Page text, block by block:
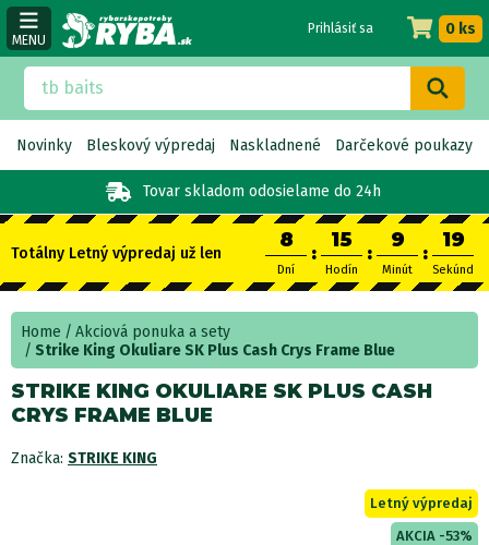
MENU
Tovar skladom odosielame do 24h
Prihlásiť sa 0 ks
Novinky Bleskový výpredaj Naskladnené Darčekové poukazy
Totálny Letný výpredaj už len
8
Dní
:
15
Hodín
:
9
Minút
:
19
Sekúnd
Home
Akciová ponuka a sety
Strike King Okuliare SK Plus Cash Crys Frame Blue
STRIKE KING OKULIARE SK PLUS CASH
CRYS FRAME BLUE
Značka: STRIKE KING
Letný výpredaj
AKCIA -53%